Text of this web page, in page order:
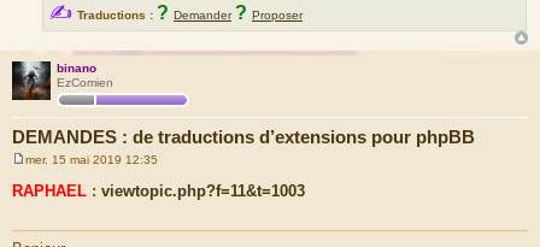
✍ Traductions : ? Demander ? Proposer
binano
EzComien
DEMANDES : de traductions d’extensions pour phpBB
e
s
a
g
mer. 15 mai 2019 12:35
RAPHAEL : viewtopic.php?f=11&t=1003